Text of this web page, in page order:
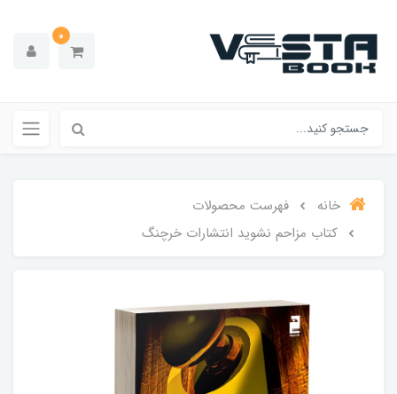
0
خانه
فهرست محصولات
کتاب مزاحم نشوید انتشارات خرچنگ